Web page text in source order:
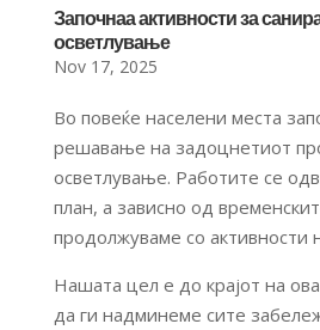
Започнаа активности за
осветлување
Nov 17, 2025
Во повеќе населени места
решавање на задоцнетиот
осветлување. Работите се
план, а зависно од
продолжуваме со активности
Нашата цел е до крајот на
да ги надминеме сите